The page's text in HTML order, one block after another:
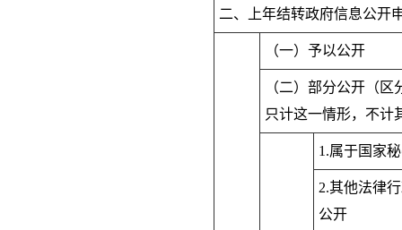
二、上年结转政府信息公开
（一）予以公开
（二）部分公开（区
只计这一情形，不计
1.属于国家
2.其他法律
公开